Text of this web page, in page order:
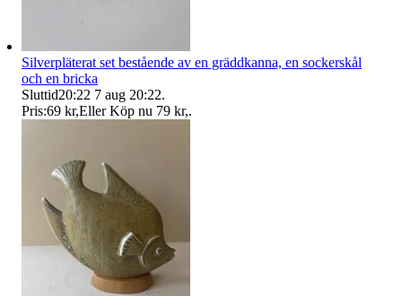
Silverpläterat set bestående av en gräddkanna, en sockerskål
och en bricka
Sluttid20:22 7 aug 20:22.
Pris:69 kr,Eller Köp nu 79 kr,.